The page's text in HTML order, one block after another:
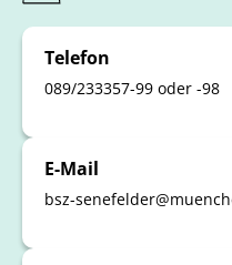
Telefon
089/233357-99 oder -98
E-Mail
bsz-senefelder@